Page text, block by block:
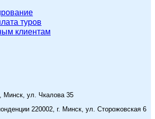
туров
клиентам
Минск, ул. Чкалова 35
220002, г. Минск, ул. Сторожовская 6